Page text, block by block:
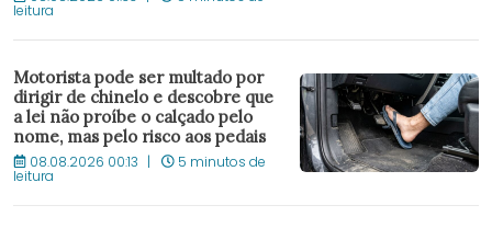
leitura
Motorista pode ser multado por
dirigir de chinelo e descobre que
a lei não proíbe o calçado pelo
nome, mas pelo risco aos pedais
08.08.2026 00:13 5 minutos de
leitura